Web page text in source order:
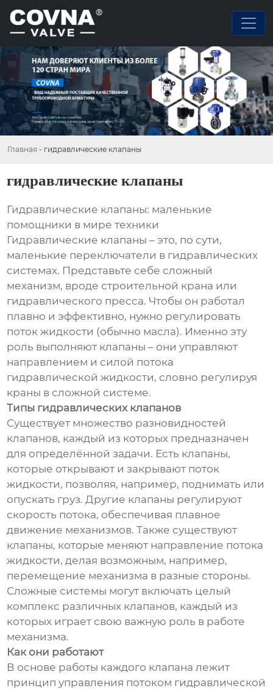
Главная - гидравлические клапаны
гидравлические клапаны
Гидравлические клапаны: маленькие
помощники в мире техники
Гидравлические клапаны – это, по сути,
маленькие переключатели в гидравлических
системах. Представьте себе сложный
механизм, вроде строительной крана или
гидравлического пресса. Чтобы он работал
плавно и эффективно, нужно регулировать
поток жидкости (обычно масла). Именно эту
роль выполняют клапаны – они управляют
направлением и силой потока
гидравлической жидкости, словно регулируя
краны в сложной системе.
Типы гидравлических клапанов
Существует множество разновидностей
клапанов, каждый из которых предназначен
для определённой задачи. Есть клапаны,
которые открывают и закрывают поток
жидкости, позволяя, например, поднимать или
опускать груз. Другие клапаны регулируют
скорость потока, обеспечивая плавное
движение механизмов. Также существуют
клапаны, которые меняют направление потока
жидкости, делая возможным, например,
перемещение механизма в разные стороны.
Сложные системы могут включать целый
комплекс различных клапанов, каждый из
которых играет свою важную роль в работе
механизма.
Как они работают
В основе работы каждого клапана лежит
принцип управления потоком гидравлической